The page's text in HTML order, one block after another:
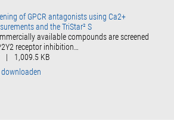
of GPCR antagonists using Ca2+
and the TriStar² S
available compounds are screened
receptor inhibition…
|
1,009.5 KB